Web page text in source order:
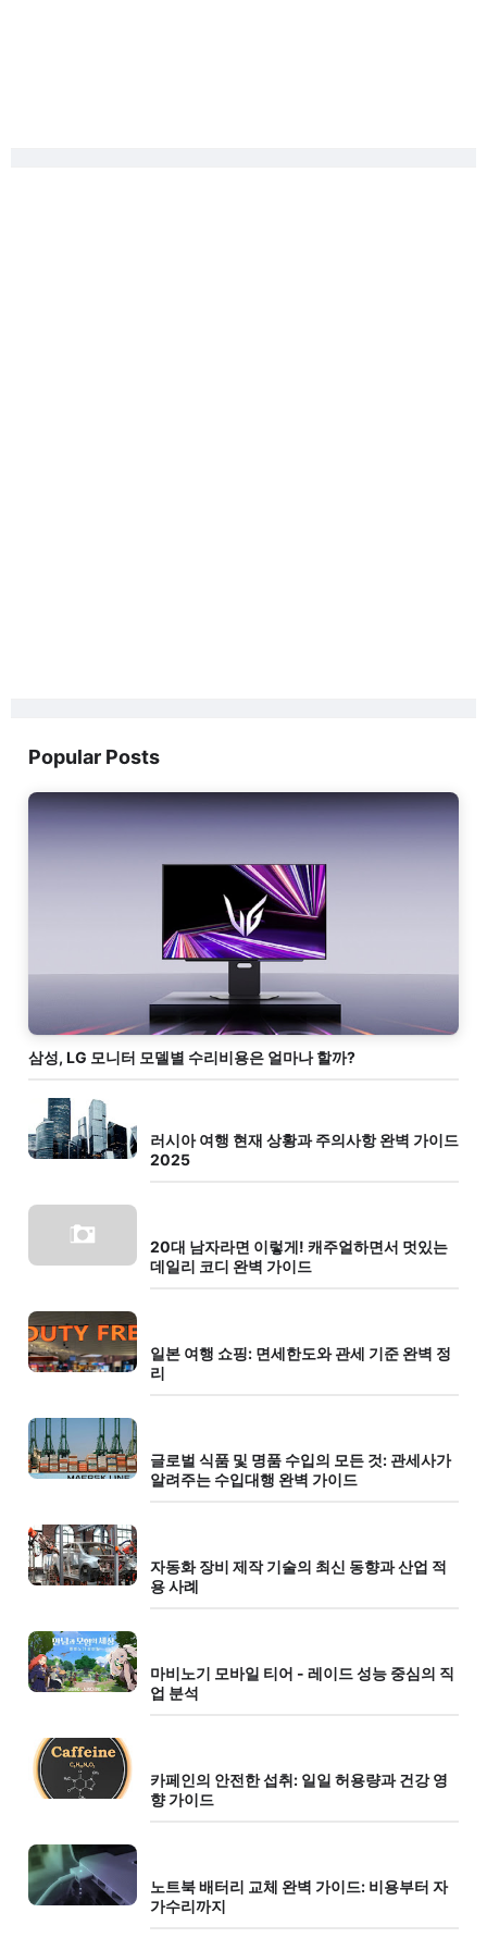
Popular Posts
삼성, LG 모니터 모델별 수리비용은 얼마나 할까?
러시아 여행 현재 상황과 주의사항 완벽 가이드
2025
20대 남자라면 이렇게! 캐주얼하면서 멋있는
데일리 코디 완벽 가이드
일본 여행 쇼핑: 면세한도와 관세 기준 완벽 정
리
글로벌 식품 및 명품 수입의 모든 것: 관세사가
알려주는 수입대행 완벽 가이드
자동화 장비 제작 기술의 최신 동향과 산업 적
용 사례
마비노기 모바일 티어 - 레이드 성능 중심의 직
업 분석
카페인의 안전한 섭취: 일일 허용량과 건강 영
향 가이드
노트북 배터리 교체 완벽 가이드: 비용부터 자
가수리까지